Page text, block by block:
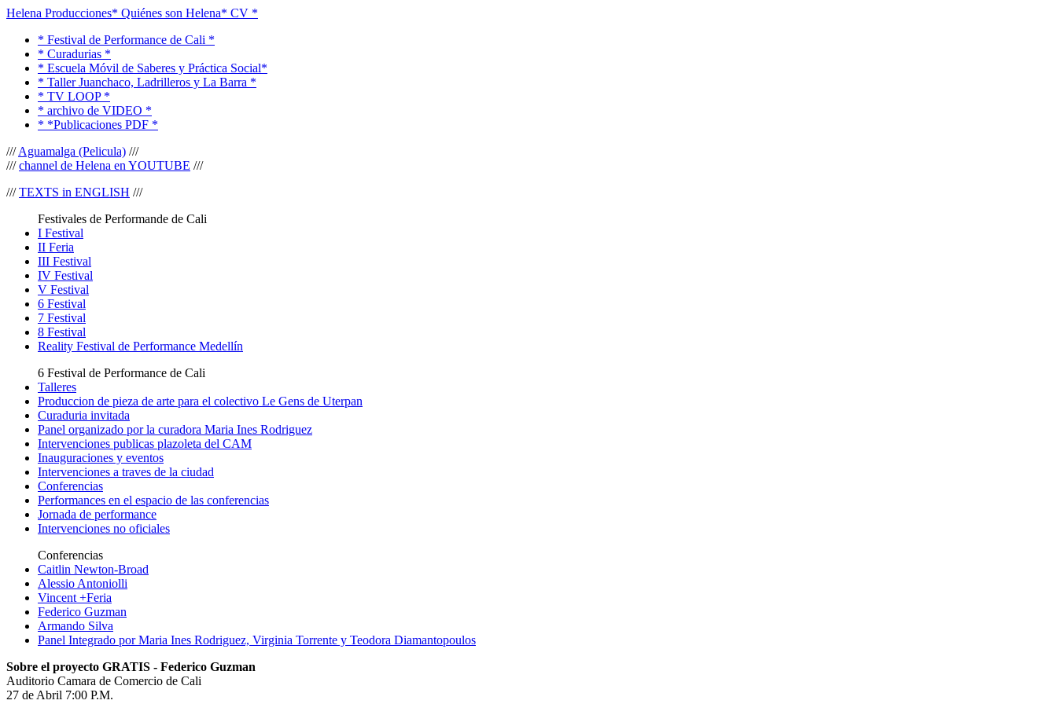
Helena Producciones* Quiénes son Helena* CV *
* Festival de Performance de Cali *
* Curadurias *
* Escuela Móvil de Saberes y Práctica Social*
* Taller Juanchaco, Ladrilleros y La Barra *
* TV LOOP *
* archivo de VIDEO *
* *Publicaciones PDF *
///Aguamalga (Pelicula) ///
///channel de Helena en YOUTUBE ///
///TEXTS in ENGLISH ///
Festivales de Performande de Cali
I Festival
II Feria
III Festival
IV Festival
V Festival
6 Festival
7 Festival
8 Festival
Reality Festival de Performance Medellín
6 Festival de Performance de Cali
Talleres
Produccion de pieza de arte para el colectivo Le Gens de Uterpan
Curaduria invitada
Panel organizado por la curadora Maria Ines Rodriguez
Intervenciones publicas plazoleta del CAM
Inauguraciones y eventos
Intervenciones a traves de la ciudad
Conferencias
Performances en el espacio de las conferencias
Jornada de performance
Intervenciones no oficiales
Conferencias
Caitlin Newton-Broad
Alessio Antoniolli
Vincent +Feria
Federico Guzman
Armando Silva
Panel Integrado por Maria Ines Rodriguez, Virginia Torrente y Teodora Diamantopoulos
Sobre el proyecto GRATIS - Federico Guzman
Auditorio Camara de Comercio de Cali
27 de Abril 7:00 P.M.